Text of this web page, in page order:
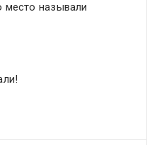
называли